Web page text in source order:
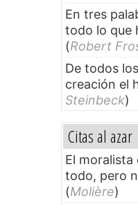
En tres
todo lo que
(Robert
De todos
creación el
Steinbeck)
Citas al azar
El moralista
todo, pero
(Molière)